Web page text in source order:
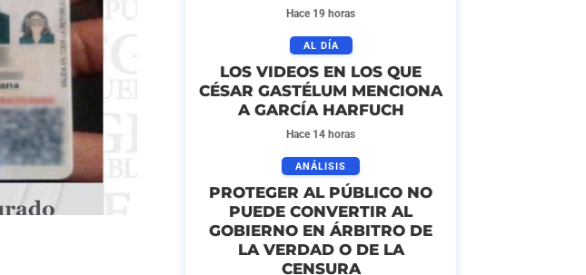
Hace 19 horas
AL DÍA
LOS VIDEOS EN LOS QUE
CÉSAR GASTÉLUM MENCIONA
A GARCÍA HARFUCH
Hace 14 horas
ANÁLISIS
PROTEGER AL PÚBLICO NO
PUEDE CONVERTIR AL
GOBIERNO EN ÁRBITRO DE
LA VERDAD O DE LA
CENSURA